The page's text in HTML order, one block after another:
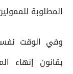
المطلوبة
وفي الوقت
بقانون إنهاء